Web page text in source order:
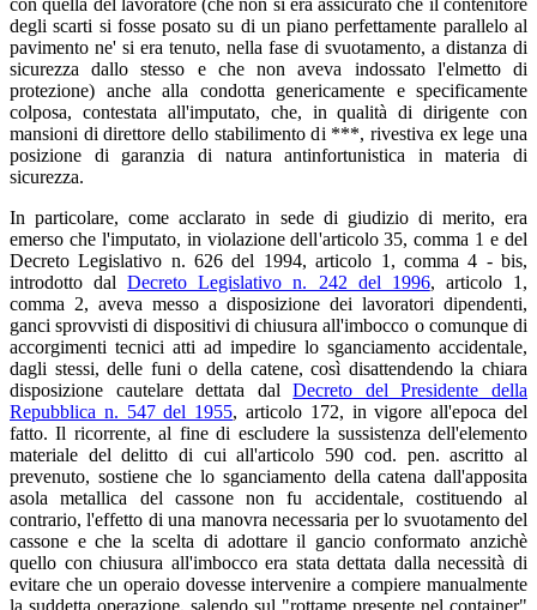
degli scarti si fosse posato su di un piano perfettamente parallelo al
pavimento ne' si era tenuto, nella fase di svuotamento, a distanza di
sicurezza dallo stesso e che non aveva indossato l'elmetto di
protezione) anche alla condotta genericamente e specificamente
colposa, contestata all'imputato, che, in qualità di dirigente con
mansioni di direttore dello stabilimento di ***, rivestiva ex lege una
posizione di garanzia di natura antinfortunistica in materia di
sicurezza.
In particolare, come acclarato in sede di giudizio di merito, era
emerso che l'imputato, in violazione dell'articolo 35, comma 1 e del
Decreto Legislativo n. 626 del 1994, articolo 1, comma 4 - bis,
introdotto dalDecreto Legislativo n. 242 del 1996, articolo 1,
comma 2, aveva messo a disposizione dei lavoratori dipendenti,
ganci sprovvisti di dispositivi di chiusura all'imbocco o comunque di
accorgimenti tecnici atti ad impedire lo sganciamento accidentale,
dagli stessi, delle funi o della catene, così disattendendo la chiara
disposizione cautelare dettata dalDecreto del Presidente della
Repubblica n. 547 del 1955, articolo 172, in vigore all'epoca del
fatto. Il ricorrente, al fine di escludere la sussistenza dell'elemento
materiale del delitto di cui all'articolo 590 cod. pen. ascritto al
prevenuto, sostiene che lo sganciamento della catena dall'apposita
asola metallica del cassone non fu accidentale, costituendo al
contrario, l'effetto di una manovra necessaria per lo svuotamento del
cassone e che la scelta di adottare il gancio conformato anzichè
quello con chiusura all'imbocco era stata dettata dalla necessità di
evitare che un operaio dovesse intervenire a compiere manualmente
la suddetta operazione, salendo sul "rottame presente nel container"